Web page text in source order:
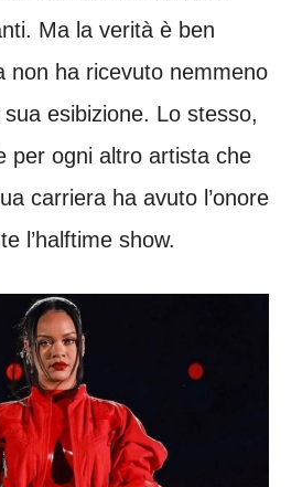
Ma la verità è ben
non ha ricevuto nemmeno
esibizione. Lo stesso,
per ogni altro artista che
carriera ha avuto l’onore
l’halftime show.